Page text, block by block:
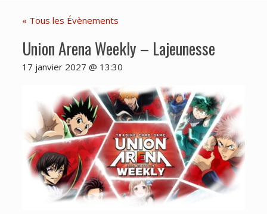
« Tous les Évènements
Union Arena Weekly – Lajeunesse
17 janvier 2027 @ 13:30